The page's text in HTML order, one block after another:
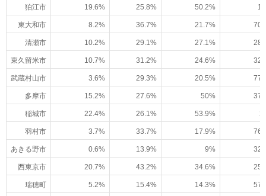
狛江市 19.6% 25.8% 50.2%
東大和市 8.2% 36.7% 21.7%
清瀬市 10.2% 29.1% 27.1%
東久留米市 10.7% 31.2% 24.6%
武蔵村山市 3.6% 29.3% 20.5%
多摩市 15.2% 27.6% 50%
稲城市 22.4% 26.1% 53.9%
羽村市 3.7% 33.7% 17.9%
あきる野市 0.6% 13.9% 9%
西東京市 20.7% 43.2% 34.6%
瑞穂町 5.2% 15.4% 14.3%